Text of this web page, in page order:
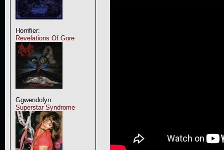
Horrifier:
Revelations Of Gore
Ggwendolyn:
Superstar Syndrome